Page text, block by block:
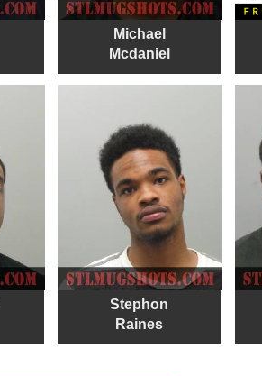
Michael
Mcdaniel
Stephon
Raines